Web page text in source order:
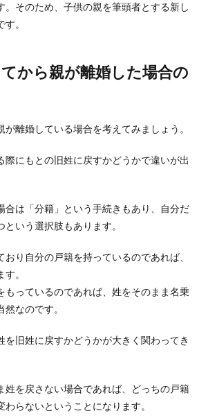
休日に限って早起きする子供との付き
合い方とは？対応術をご紹介
お母さんは多いもの・・早起きは良いことだけれ
ど、お休みの...
持ちやこだわりやエピソード
しみ...
幼稚園のコップの大きさは子供に合わ
せて。コップ選びのポイント
ない物がたくさんあって戸惑ってしまいますね。
多く...
里親となって子供を育てたい独身女性
。そのため、子供の親を筆頭者とする新し
。
から親が離婚した場合の
離婚している場合を考えてみましょう。
際にもとの旧姓に戻すかどうかで違いが出
合は「分籍」という手続きもあり、自分だ
いう選択肢もあります。
おり自分の戸籍を持っているのであれば、
。
もっているのであれば、姓をそのまま名乗
なのです。
を旧姓に戻すかどうかが大きく関わってき
姓を戻さない場合であれば、どっちの戸籍
らないということになります。